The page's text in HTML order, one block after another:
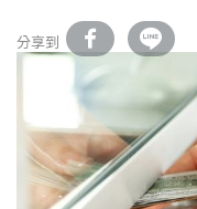
分享到